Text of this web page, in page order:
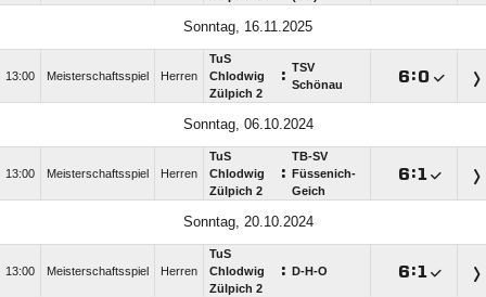
Sonntag, 16.11.2025
13:00 Meisterschaftsspiel Herren
TuS
Chlodwig
Zülpich 2
: TSV
Schönau
:
Sonntag, 06.10.2024
13:00 Meisterschaftsspiel Herren
TuS
Chlodwig
Zülpich 2
:
TB-SV
Füssenich-
Geich
:
Sonntag, 20.10.2024
13:00 Meisterschaftsspiel Herren
TuS
Chlodwig
Zülpich 2
: D-H-O :